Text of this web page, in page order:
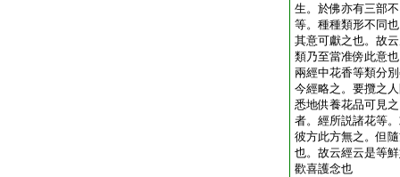
生。於佛亦有三部
等。種種類形不同
其意可獻之也。故
類乃至當准傍此意
兩經中花香等類分
今經略之。要攬之
悉地供養花品可見
者。經所説諸花等
彼方此方無之。但
也。故云經云是等
歡喜護念也